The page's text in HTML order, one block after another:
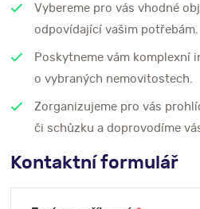
Vybereme pro vás vhodné
odpovídající vašim potřebám.
Poskytneme vám komplexní
o vybraných nemovitostech.
Zorganizujeme pro vás
či schůzku a doprovodíme
Kontaktní formulář